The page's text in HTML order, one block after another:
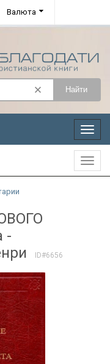
Валюта
Найти
Меню
-
ID#6656